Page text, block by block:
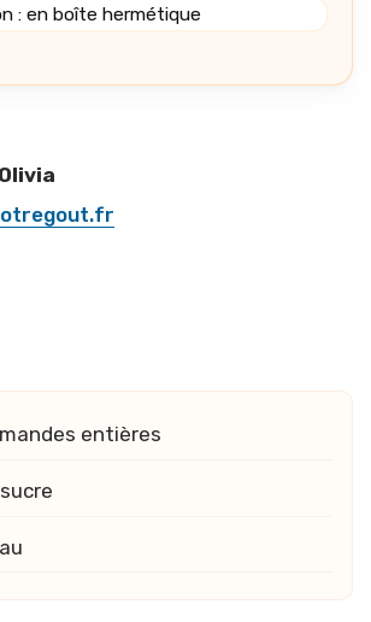
: en boîte hermétique
entières